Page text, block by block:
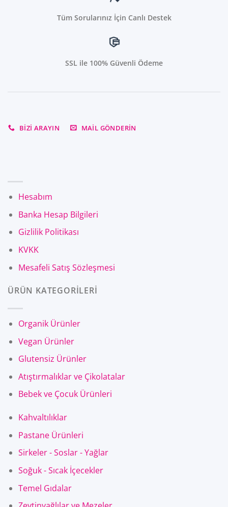
Tüm Sorularınız İçin Canlı Destek
SSL ile 100% Güvenli Ödeme
BIZI ARAYIN MAIL GÖNDERIN
Hesabım
Banka Hesap Bilgileri
Gizlilik Politikası
KVKK
Mesafeli Satış Sözleşmesi
ÜRÜN KATEGORİLERİ
Organik Ürünler
Vegan Ürünler
Glutensiz Ürünler
Atıştırmalıklar ve Çikolatalar
Bebek ve Çocuk Ürünleri
Kahvaltılıklar
Pastane Ürünleri
Sirkeler - Soslar - Yağlar
Soğuk - Sıcak İçecekler
Temel Gıdalar